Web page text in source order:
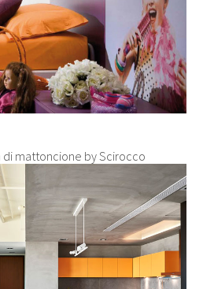
mattoncione by Scirocco